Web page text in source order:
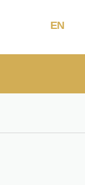
EN